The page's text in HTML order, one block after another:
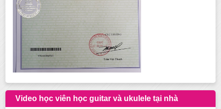
Video học viên học guitar và ukulele tại nhà